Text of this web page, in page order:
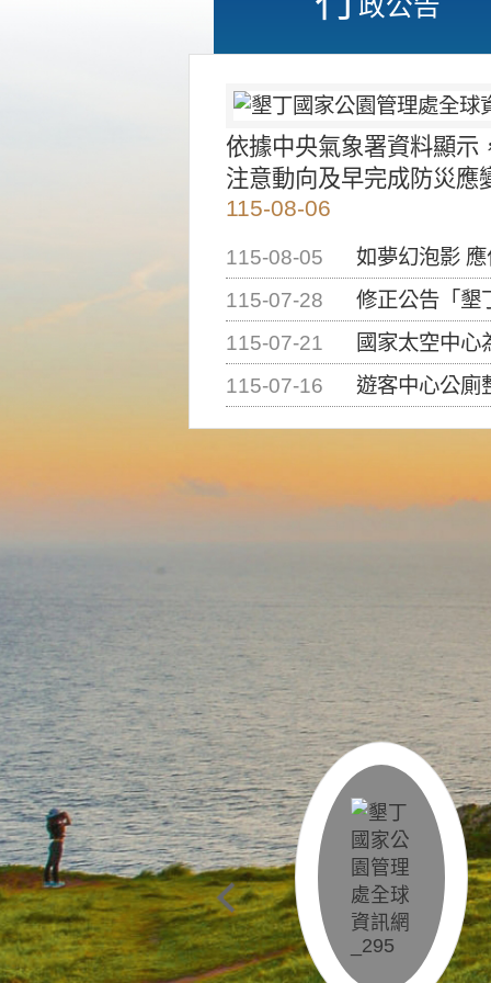
依據中央氣象署資料顯示
注意動向及早完成防災應
115-08-06
115-08-05
如夢幻泡影
115-07-28
修正公告「墾丁國家公
115-07-21
國家太空中心為辦理
115-07-16
遊客中心公廁